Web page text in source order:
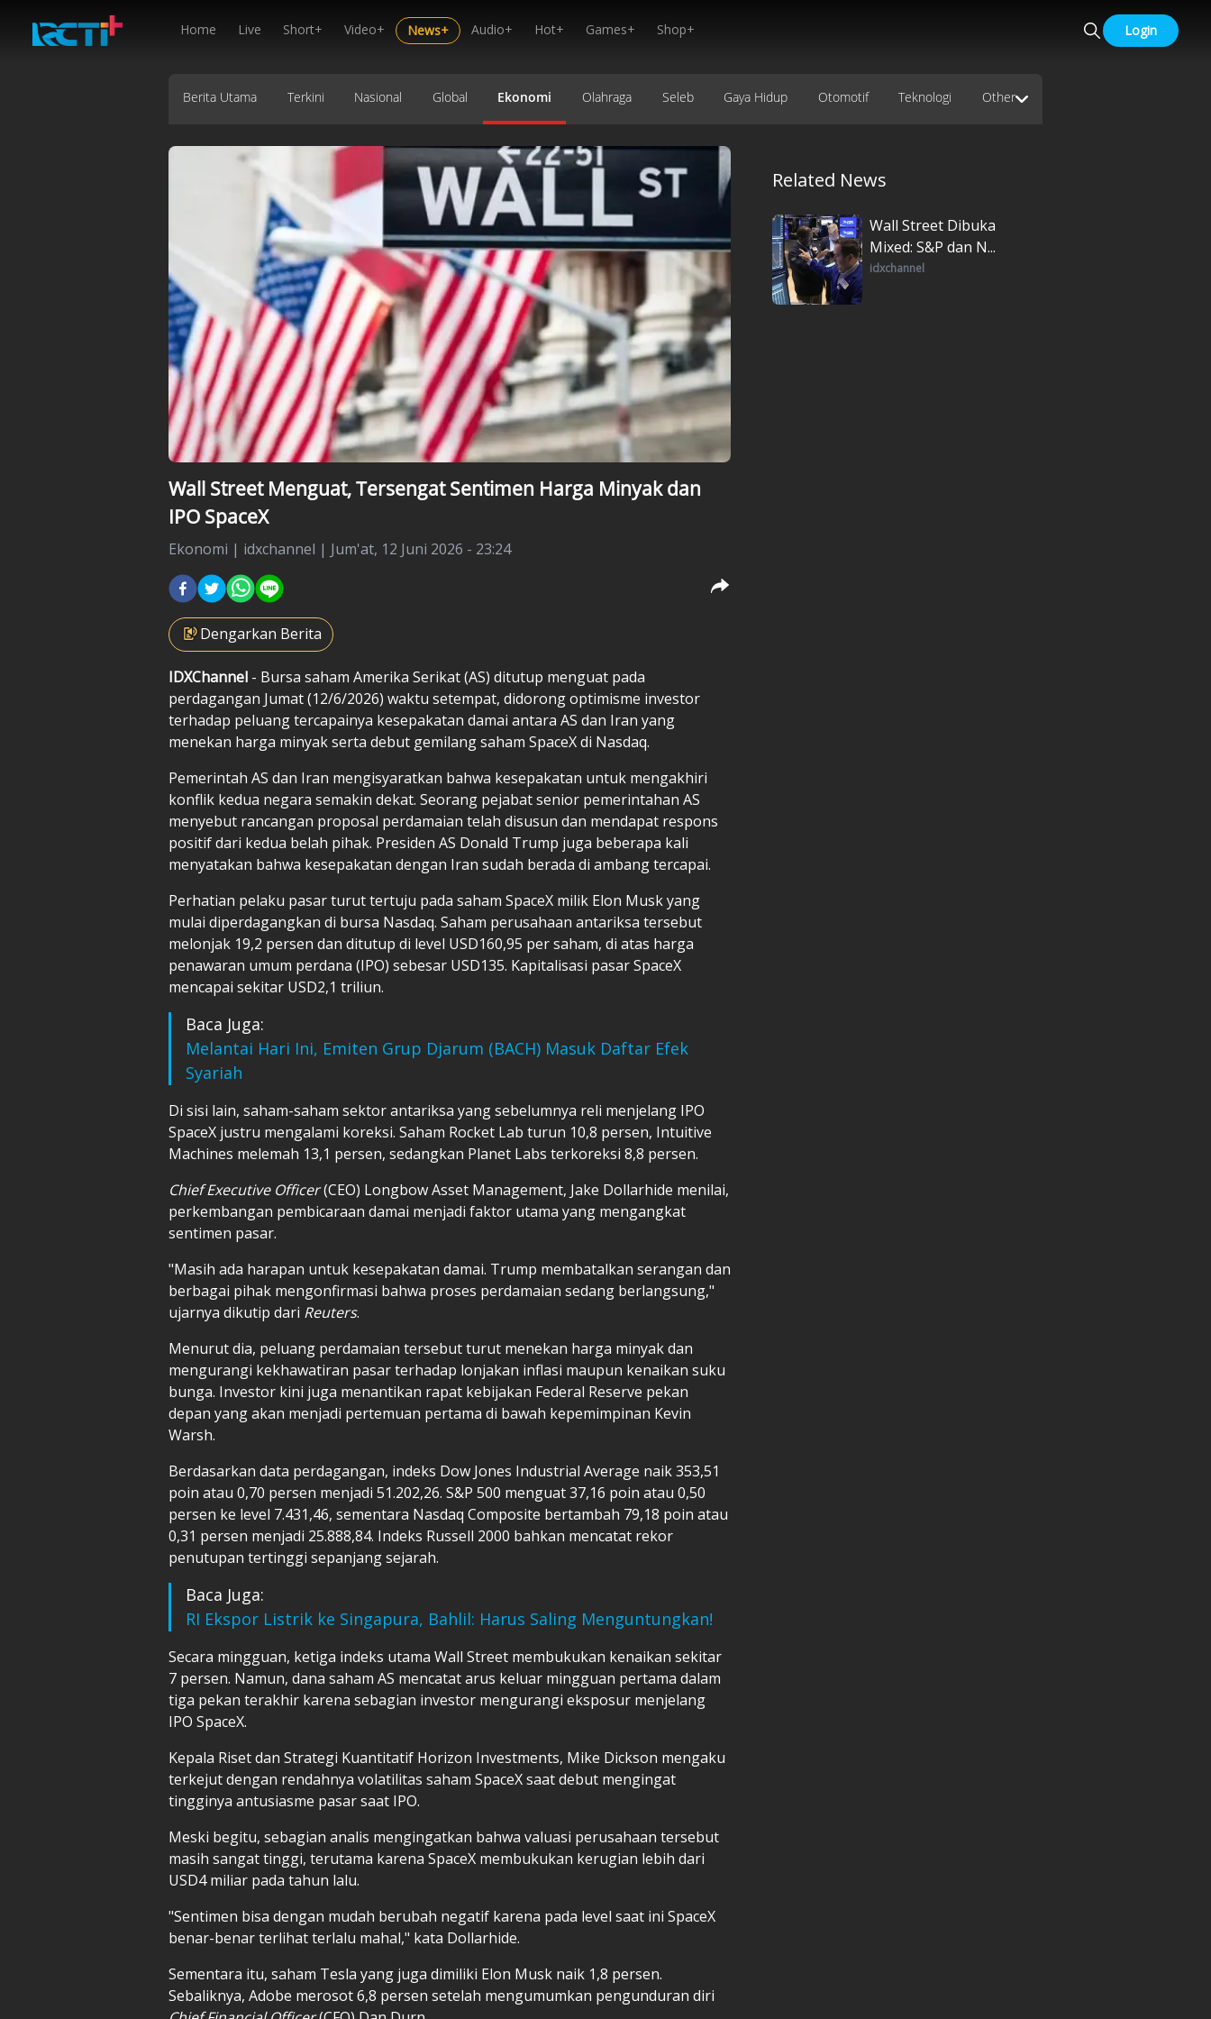
Home Live Short+ Video+ News+ Audio+ Hot+ Games+ Shop+ Login
Berita Utama Terkini Nasional Global Ekonomi Olahraga Seleb Gaya Hidup Otomotif Teknologi Other
Wall Street Menguat, Tersengat Sentimen Harga Minyak dan
IPO SpaceX
Ekonomi | idxchannel | Jum'at, 12 Juni 2026 - 23:24
Dengarkan Berita
IDXChannel - Bursa saham Amerika Serikat (AS) ditutup menguat pada
perdagangan Jumat (12/6/2026) waktu setempat, didorong optimisme investor
terhadap peluang tercapainya kesepakatan damai antara AS dan Iran yang
menekan harga minyak serta debut gemilang saham SpaceX di Nasdaq.
Pemerintah AS dan Iran mengisyaratkan bahwa kesepakatan untuk mengakhiri
konflik kedua negara semakin dekat. Seorang pejabat senior pemerintahan AS
menyebut rancangan proposal perdamaian telah disusun dan mendapat respons
positif dari kedua belah pihak. Presiden AS Donald Trump juga beberapa kali
menyatakan bahwa kesepakatan dengan Iran sudah berada di ambang tercapai.
Perhatian pelaku pasar turut tertuju pada saham SpaceX milik Elon Musk yang
mulai diperdagangkan di bursa Nasdaq. Saham perusahaan antariksa tersebut
melonjak 19,2 persen dan ditutup di level USD160,95 per saham, di atas harga
penawaran umum perdana (IPO) sebesar USD135. Kapitalisasi pasar SpaceX
mencapai sekitar USD2,1 triliun.
Baca Juga:
Melantai Hari Ini, Emiten Grup Djarum (BACH) Masuk Daftar Efek
Syariah
Di sisi lain, saham-saham sektor antariksa yang sebelumnya reli menjelang IPO
SpaceX justru mengalami koreksi. Saham Rocket Lab turun 10,8 persen, Intuitive
Machines melemah 13,1 persen, sedangkan Planet Labs terkoreksi 8,8 persen.
Chief Executive Officer(CEO) Longbow Asset Management, Jake Dollarhide menilai,
perkembangan pembicaraan damai menjadi faktor utama yang mengangkat
sentimen pasar.
"Masih ada harapan untuk kesepakatan damai. Trump membatalkan serangan dan
berbagai pihak mengonfirmasi bahwa proses perdamaian sedang berlangsung,"
ujarnya dikutip dari Reuters.
Menurut dia, peluang perdamaian tersebut turut menekan harga minyak dan
mengurangi kekhawatiran pasar terhadap lonjakan inflasi maupun kenaikan suku
bunga. Investor kini juga menantikan rapat kebijakan Federal Reserve pekan
depan yang akan menjadi pertemuan pertama di bawah kepemimpinan Kevin
Warsh.
Berdasarkan data perdagangan, indeks Dow Jones Industrial Average naik 353,51
poin atau 0,70 persen menjadi 51.202,26. S&P 500 menguat 37,16 poin atau 0,50
persen ke level 7.431,46, sementara Nasdaq Composite bertambah 79,18 poin atau
0,31 persen menjadi 25.888,84. Indeks Russell 2000 bahkan mencatat rekor
penutupan tertinggi sepanjang sejarah.
Baca Juga:
RI Ekspor Listrik ke Singapura, Bahlil: Harus Saling Menguntungkan!
Secara mingguan, ketiga indeks utama Wall Street membukukan kenaikan sekitar
7 persen. Namun, dana saham AS mencatat arus keluar mingguan pertama dalam
tiga pekan terakhir karena sebagian investor mengurangi eksposur menjelang
IPO SpaceX.
Kepala Riset dan Strategi Kuantitatif Horizon Investments, Mike Dickson mengaku
terkejut dengan rendahnya volatilitas saham SpaceX saat debut mengingat
tingginya antusiasme pasar saat IPO.
Meski begitu, sebagian analis mengingatkan bahwa valuasi perusahaan tersebut
masih sangat tinggi, terutama karena SpaceX membukukan kerugian lebih dari
USD4 miliar pada tahun lalu.
"Sentimen bisa dengan mudah berubah negatif karena pada level saat ini SpaceX
benar-benar terlihat terlalu mahal," kata Dollarhide.
Sementara itu, saham Tesla yang juga dimiliki Elon Musk naik 1,8 persen.
Sebaliknya, Adobe merosot 6,8 persen setelah mengumumkan pengunduran diri
Related News
Wall Street Dibuka
Mixed: S&P dan N...
idxchannel